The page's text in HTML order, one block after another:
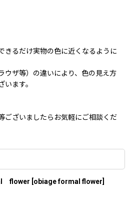
きるだけ実物の色に近くなるように
ウザ等）の違いにより、色の見え方
ます。
ございましたらお気軽にご相談くだ
flower obiage formal flower